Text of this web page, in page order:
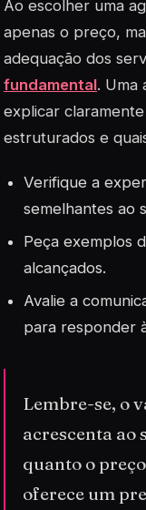
Ao escolher uma
apenas o preço,
adequação dos
fundamental. Uma
explicar
estruturados e
Verifique a
semelhantes ao
Peça exemplos
alcançados.
Avalie a
para responder
Lembre-se, o
acrescenta ao
quanto o
oferece um